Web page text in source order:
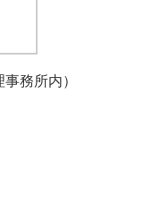
務所内）